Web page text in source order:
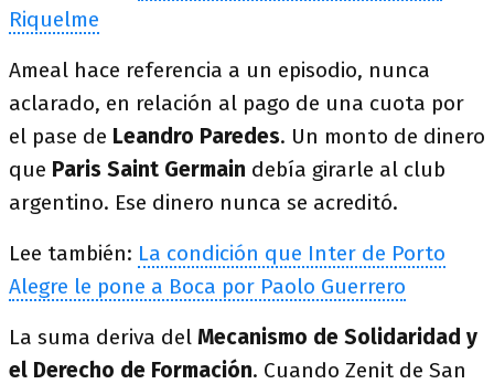
Riquelme
Ameal hace referencia a un episodio, nunca
aclarado, en relación al pago de una cuota por
el pase de Leandro Paredes. Un monto de dinero
que Paris Saint Germain debía girarle al club
argentino. Ese dinero nunca se acreditó.
Lee también: La condición que Inter de Porto
Alegre le pone a Boca por Paolo Guerrero
La suma deriva del Mecanismo de Solidaridad y
el Derecho de Formación. Cuando Zenit de San